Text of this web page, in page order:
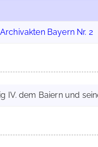
Bayern Nr. 2
dem Baiern und